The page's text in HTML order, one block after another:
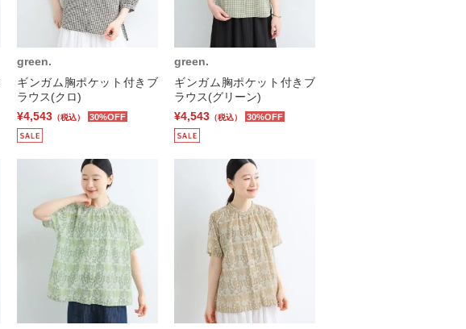
green.
ギンガム胸ポケット付きブ
ラウス(クロ)
¥4,543 （税込） 30%OFF
green.
ギンガム胸ポケット付きブ
ラウス(グリーン)
¥4,543 （税込） 30%OFF